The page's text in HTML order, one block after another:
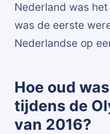
Nederland was
was de eerste
Nederlandse op
Hoe oud
tijdens de
van 2016?